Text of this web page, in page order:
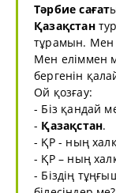
Тәрбие сағат
Қазақстан
тұрамын. Мен
Мен еліммен
бергенін
Ой қозғау:
- Біз қандай
- Қазақстан.
- ҚР - ның
- ҚР – ның
- Біздің